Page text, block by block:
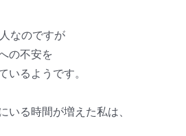
なのですが
の不安を
いるようです。
いる時間が増えた私は、